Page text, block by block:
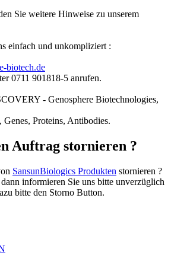
Sie weitere Hinweise zu unserem
einfach und unkompliziert :
biotech.de
0711 901818-5 anrufen.
- Genosphere Biotechnologies,
Genes, Proteins, Antibodies.
Auftrag stornieren ?
SansunBiologics Produkten stornieren ?
informieren Sie uns bitte unverzüglich
bitte den Storno Button.